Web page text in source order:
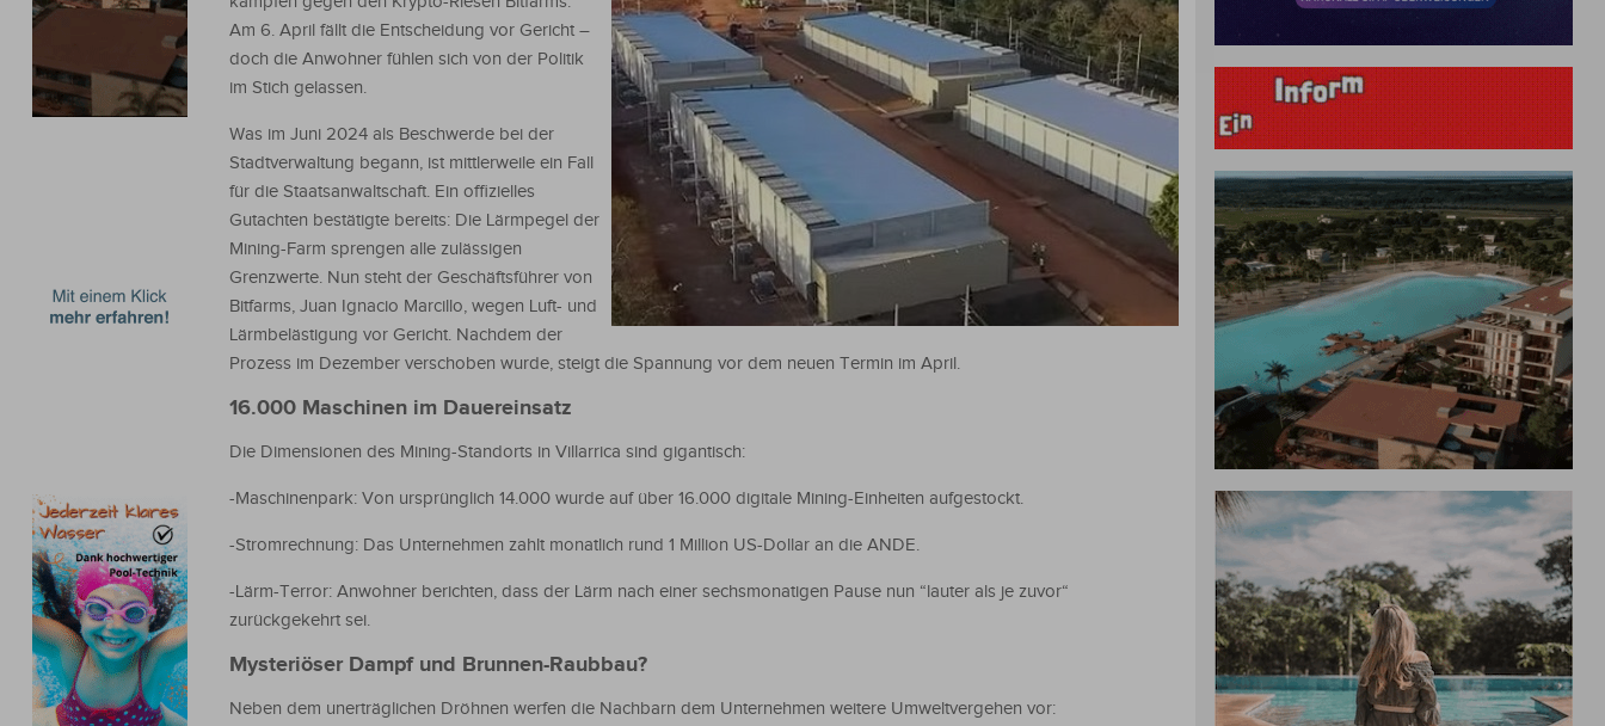
Am 6. April fällt die Entscheidung vor Gericht –
doch die Anwohner fühlen sich von der Politik
im Stich gelassen.
Was im Juni 2024 als Beschwerde bei der
Stadtverwaltung begann, ist mittlerweile ein Fall
für die Staatsanwaltschaft. Ein offizielles
Gutachten bestätigte bereits: Die Lärmpegel der
Mining-Farm sprengen alle zulässigen
Grenzwerte. Nun steht der Geschäftsführer von
Bitfarms, Juan Ignacio Marcillo, wegen Luft- und
Lärmbelästigung vor Gericht. Nachdem der
Prozess im Dezember verschoben wurde, steigt die Spannung vor dem neuen Termin im April.
16.000 Maschinen im Dauereinsatz
Die Dimensionen des Mining-Standorts in Villarrica sind gigantisch:
-Maschinenpark: Von ursprünglich 14.000 wurde auf über 16.000 digitale Mining-Einheiten aufgestockt.
-Stromrechnung: Das Unternehmen zahlt monatlich rund 1 Million US-Dollar an die ANDE.
-Lärm-Terror: Anwohner berichten, dass der Lärm nach einer sechsmonatigen Pause nun “lauter als je zuvor“
zurückgekehrt sei.
Mysteriöser Dampf und Brunnen-Raubbau?
Neben dem unerträglichen Dröhnen werfen die Nachbarn dem Unternehmen weitere Umweltvergehen vor: